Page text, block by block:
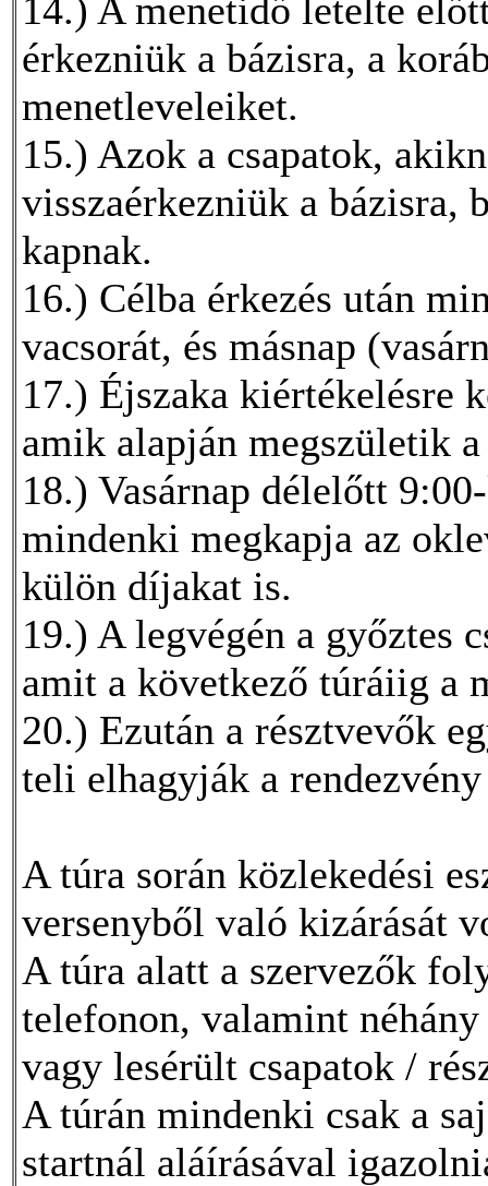
14.) A menetidő letelte
érkezniük a bázisra, a
menetleveleiket.
15.) Azok a csapatok,
visszaérkezniük a bázisra,
kapnak.
16.) Célba érkezés után
vacsorát, és másnap
17.) Éjszaka kiértékelésre
amik alapján megszületik
18.) Vasárnap délelőtt
mindenki megkapja az
külön díjakat is.
19.) A legvégén a győztes
amit a következő túráiig a
20.) Ezután a résztvevők
teli elhagyják a
A túra során közlekedési
versenyből való kizárását
A túra alatt a szervezők
telefonon, valamint
vagy lesérült csapatok /
A túrán mindenki csak a
startnál aláírásával